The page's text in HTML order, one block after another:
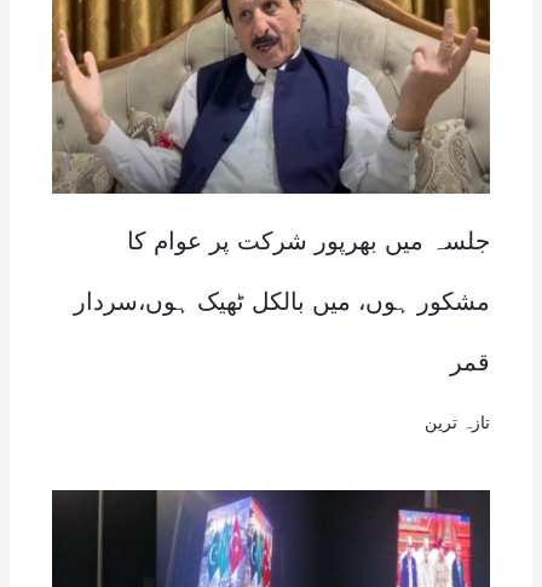
جلسہ میں بھرپور شرکت پر عوام کا
مشکور ہوں، میں بالکل ٹھیک ہوں،سردار
قمر
تازہ ترین